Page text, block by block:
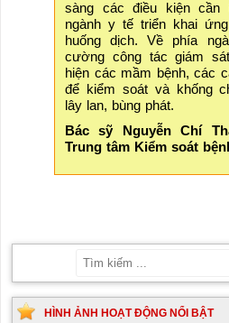
sàng các điều kiện cần
ngành y tế triển khai
huống dịch. Về phía
cường công tác giám
hiện các mầm bệnh, các
để kiểm soát và khống
lây lan, bùng phát.
Bác sỹ Nguyễn Chí
Trung tâm Kiểm soát
HÌNH ẢNH HOẠT ĐỘNG NỔI BẬT